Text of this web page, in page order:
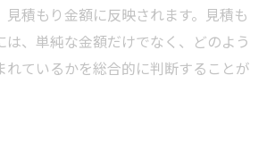
見積もり金額に反映されます。見積も
は、単純な金額だけでなく、どのよう
れているかを総合的に判断することが